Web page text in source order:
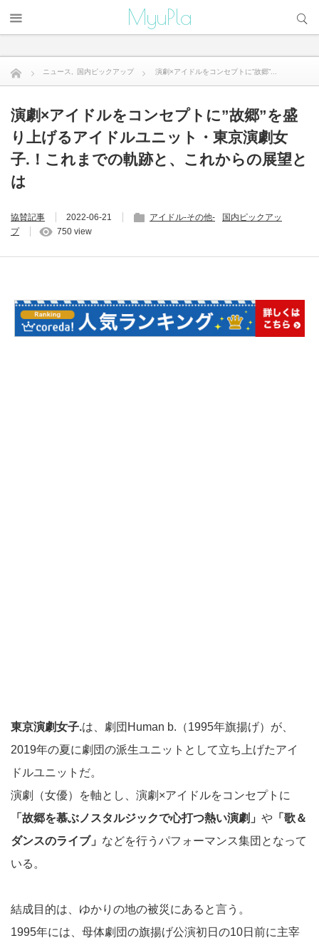
MyuPla
ニュース 国内ピックアップ 演劇×アイドルをコンセプトに”故郷”...
演劇×アイドルをコンセプトに”故郷”を盛
り上げるアイドルユニット・東京演劇女
子.！これまでの軌跡と、これからの展望と
は
協賛記事 2022-06-21 アイドル-その他-
国内ピックアッ
プ
750 view
東京演劇女子.は、劇団Human b.（1995年旗揚げ）が、
2019年の夏に劇団の派生ユニットとして立ち上げたアイ
ドルユニットだ。
演劇（女優）を軸とし、演劇×アイドルをコンセプトに
「故郷を慕ぶノスタルジックで心打つ熱い演劇」 や 「歌＆
ダンスのライブ」 などを行うパフォーマンス集団となって
いる。
結成目的は、ゆかりの地の被災にあると言う。
1995年には、母体劇団の旗揚げ公演初日の10日前に主宰